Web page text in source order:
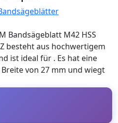
Bandsägeblatt M42 HSS
besteht aus hochwertigem
ist ideal für . Es hat eine
von 27 mm und wiegt